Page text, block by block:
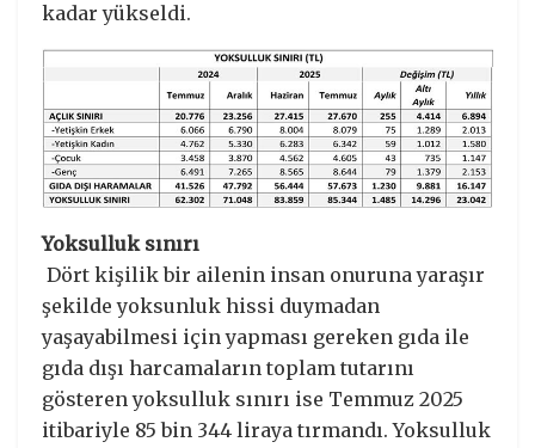
kadar yükseldi.
Yoksulluk sınırı
Dört kişilik bir ailenin insan onuruna yaraşır
şekilde yoksunluk hissi duymadan
yaşayabilmesi için yapması gereken gıda ile
gıda dışı harcamaların toplam tutarını
gösteren yoksulluk sınırı ise Temmuz 2025
itibariyle 85 bin 344 liraya tırmandı. Yoksulluk